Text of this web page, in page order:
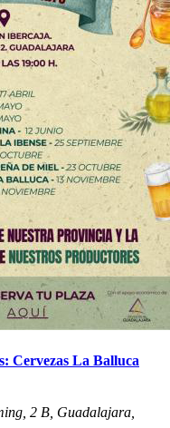
Cervezas La Balluca
2 B, Guadalajara,